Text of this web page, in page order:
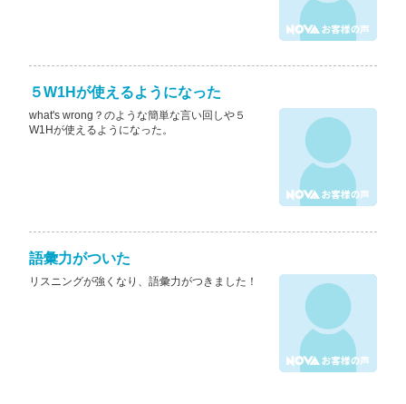
５W1Hが使えるようになった
what's wrong？のような簡単な言い回しや５
W1Hが使えるようになった。
語彙力がついた
リスニングが強くなり、語彙力がつきました！